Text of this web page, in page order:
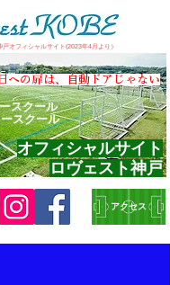
戸オフィシャルサイト(2023年4月より）
への扉は、自動ドアじゃない
スクール
スクール
アクセス
オフィシャルサイト
ロヴェスト神戸